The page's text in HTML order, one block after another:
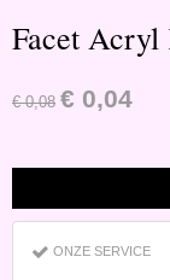
Facet
€0,08 € 0,04
ONZE SERVICE